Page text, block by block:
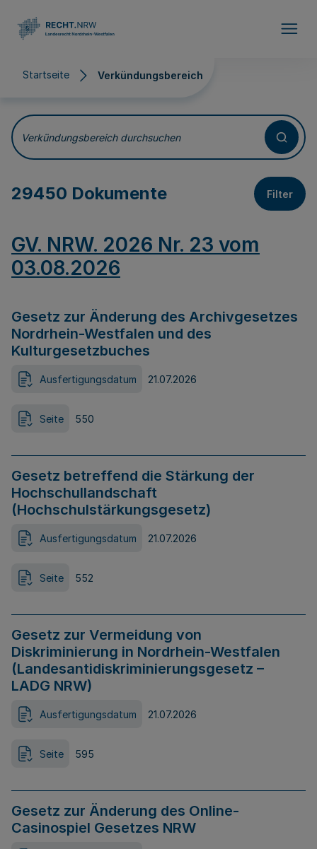
Startseite Verkündungsbereich
Verkündungsbereich
Verkündungsbereich durchsuchen
29450 Dokumente Filter
GV. NRW. 2026 Nr. 23 vom
03.08.2026
Gesetz zur Änderung des Archivgesetzes
Nordrhein-Westfalen und des
Kulturgesetzbuches
Ausfertigungsdatum 21.07.2026
Seite 550
Gesetz betreffend die Stärkung der
Hochschullandschaft
(Hochschulstärkungsgesetz)
Ausfertigungsdatum 21.07.2026
Seite 552
Gesetz zur Vermeidung von
Diskriminierung in Nordrhein-Westfalen
(Landesantidiskriminierungsgesetz –
LADG NRW)
Ausfertigungsdatum 21.07.2026
Seite 595
Gesetz zur Änderung des Online-
Casinospiel Gesetzes NRW